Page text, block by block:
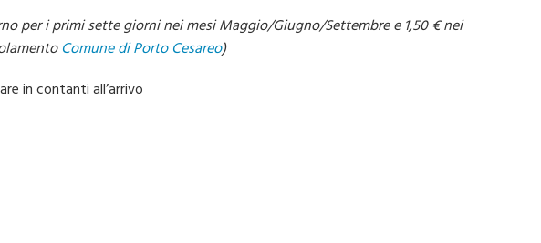
per i primi sette giorninei mesi Maggio/Giugno/Settembre e 1,50€nei
Comune di Porto Cesareo)
in contanti all’arrivo